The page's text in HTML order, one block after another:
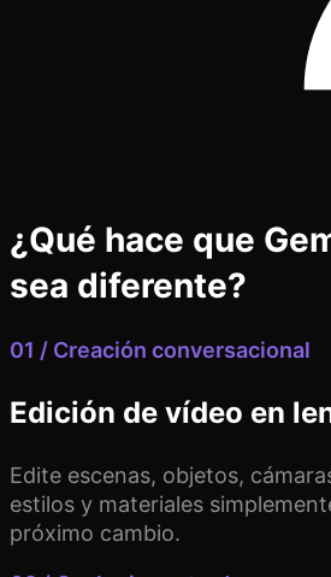
¿Qué hace que
sea diferente?
01 / Creación conversacional
Edición de vídeo en
Edite escenas, objetos,
estilos y materiales
próximo cambio.